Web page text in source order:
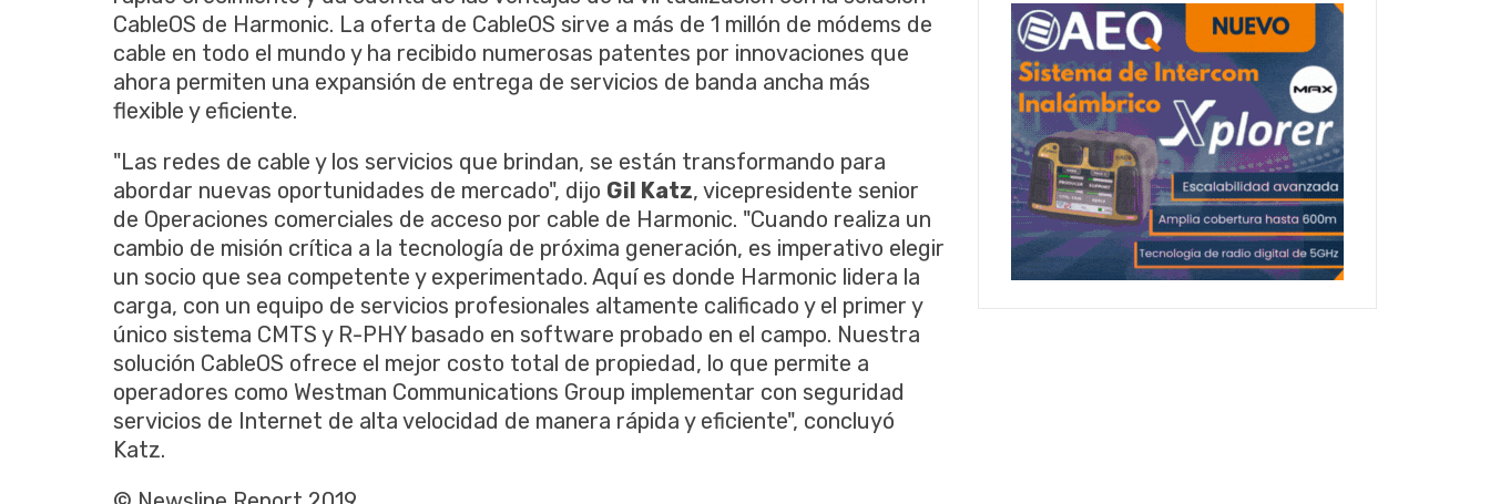
CableOS de Harmonic. La oferta de CableOS sirve a más de 1 millón de módems de
cable en todo el mundo y ha recibido numerosas patentes por innovaciones que
ahora permiten una expansión de entrega de servicios de banda ancha más
flexible y eficiente.
"Las redes de cable y los servicios que brindan, se están transformando para
abordar nuevas oportunidades de mercado", dijo Gil Katz, vicepresidente senior
de Operaciones comerciales de acceso por cable de Harmonic. "Cuando realiza un
cambio de misión crítica a la tecnología de próxima generación, es imperativo elegir
un socio que sea competente y experimentado. Aquí es donde Harmonic lidera la
carga, con un equipo de servicios profesionales altamente calificado y el primer y
único sistema CMTS y R-PHY basado en software probado en el campo. Nuestra
solución CableOS ofrece el mejor costo total de propiedad, lo que permite a
operadores como Westman Communications Group implementar con seguridad
servicios de Internet de alta velocidad de manera rápida y eficiente", concluyó
Katz.